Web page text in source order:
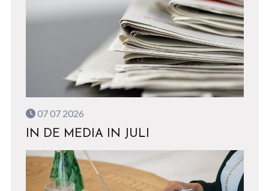
07 07 2026
IN DE MEDIA IN JULI